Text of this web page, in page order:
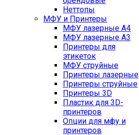
Неттопы
МФУ и Принтеры
МФУ лазерные А4
МФУ лазерные А3
Принтеры для
этикеток
МФУ струйные
Принтеры лазерные
Принтеры струйные
Принтеры 3D
Пластик для 3D-
принтеров
Опции для мфу и
принтеров